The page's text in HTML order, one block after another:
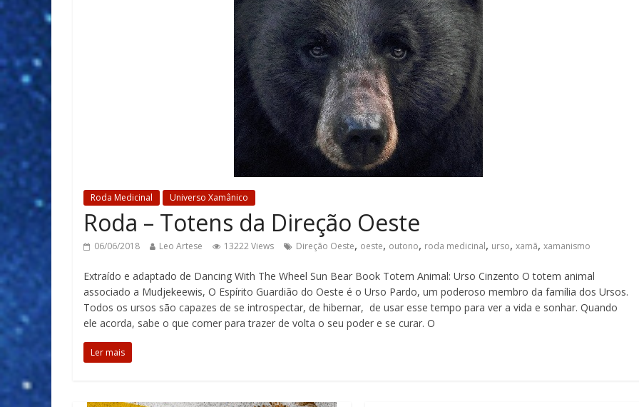
Roda Medicinal Universo Xamânico
Roda – Totens da Direção Oeste
06/06/2018 Leo Artese 13222 Views Direção Oeste, oeste, outono, roda medicinal, urso, xamã, xamanismo
Extraído e adaptado de Dancing With The Wheel Sun Bear Book Totem Animal: Urso Cinzento O totem animal
associado a Mudjekeewis, O Espírito Guardião do Oeste é o Urso Pardo, um poderoso membro da família dos Ursos.
Todos os ursos são capazes de se introspectar, de hibernar, de usar esse tempo para ver a vida e sonhar. Quando
ele acorda, sabe o que comer para trazer de volta o seu poder e se curar. O
Ler mais